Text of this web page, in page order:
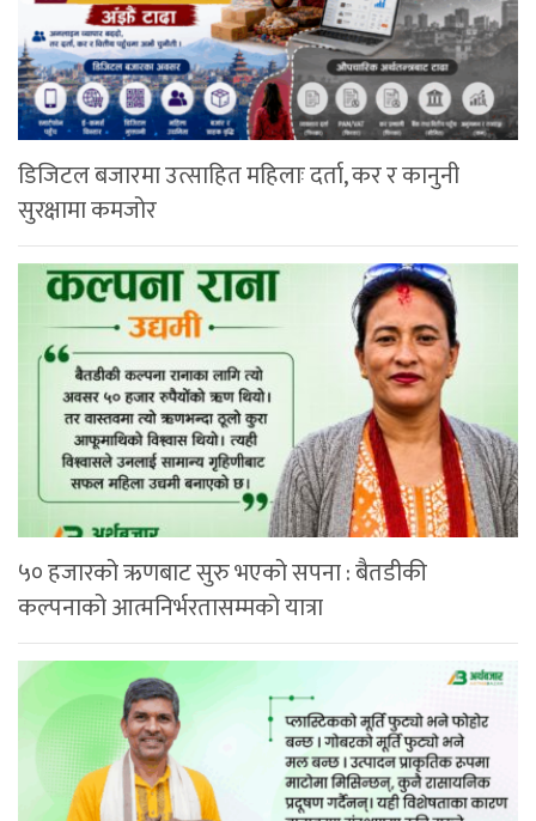
डिजिटल बजारमा उत्साहित महिलाः दर्ता, कर र कानुनी
सुरक्षामा कमजोर
५० हजारको ऋणबाट सुरु भएको सपना : बैतडीकी
कल्पनाको आत्मनिर्भरतासम्मको यात्रा